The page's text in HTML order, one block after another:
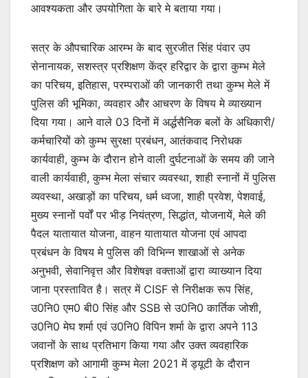
आवश्यकता और उपयोगिता के बारे मे बताया गया।
सत्र के औपचारिक आरम्भ के बाद सुरजीत सिंह पंवार उप
सेनानायक, सशस्त्र प्रशिक्षण केंद्र हरिद्वार के द्वारा कुम्भ मेले
का परिचय, इतिहास, परम्पराओं की जानकारी तथा कुम्भ मेले में
पुलिस की भूमिका, व्यवहार और आचरण के विषय मे व्याख्यान
दिया गया। आने वाले 03 दिनों में अर्द्धसैनिक बलों के अधिकारी/
कर्मचारियों को कुम्भ सुरक्षा प्रबंधन, आतंकवाद निरोधक
कार्यवाही, कुम्भ के दौरान होने वाली दुर्घटनाओं के समय की जाने
वाली कार्यवाही, कुम्भ मेला संचार व्यवस्था, शाही स्नानों में पुलिस
व्यवस्था, अखाड़ों का परिचय, धर्म ध्वजा, शाही प्रवेश, पेशवाई,
मुख्य स्नानों पर्वों पर भीड़ नियंत्रण, सिद्धांत, योजनायें, मेले की
पैदल यातायात योजना, वाहन यातायात योजना एवं आपदा
प्रबंधन के विषय मे पुलिस की विभिन्न शाखाओं से अनेक
अनुभवी, सेवानिवृत्त और विशेषज्ञ वक्ताओं द्वारा व्याख्यान दिया
जाना प्रस्तावित है। सत्र में CISF से निरीक्षक रूप सिंह,
उ0नि0 एम0 बी0 सिंह और SSB से उ0नि0 कार्तिक जोशी,
उ0नि0 मेघ शर्मा एवं उ0नि0 विपिन शर्मा के द्वारा अपने 113
जवानों के साथ प्रतिभाग किया गया और उक्त व्यवहारिक
प्रशिक्षण को आगामी कुम्भ मेला 2021 में ड्यूटी के दौरान